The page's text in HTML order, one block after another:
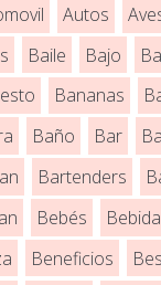
Autos
Baile Bajo
Bananas
Baño Bar
Bartenders
Bebés
Beneficios